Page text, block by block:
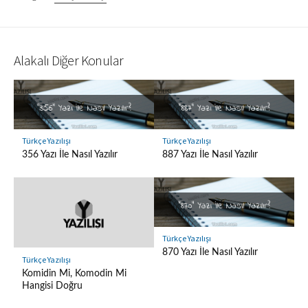
Alakalı Diğer Konular
Türkçe Yazılışı
356 Yazı İle Nasıl Yazılır
Türkçe Yazılışı
887 Yazı İle Nasıl Yazılır
Türkçe Yazılışı
Komidin Mi, Komodin Mi
Hangisi Doğru
Türkçe Yazılışı
870 Yazı İle Nasıl Yazılır